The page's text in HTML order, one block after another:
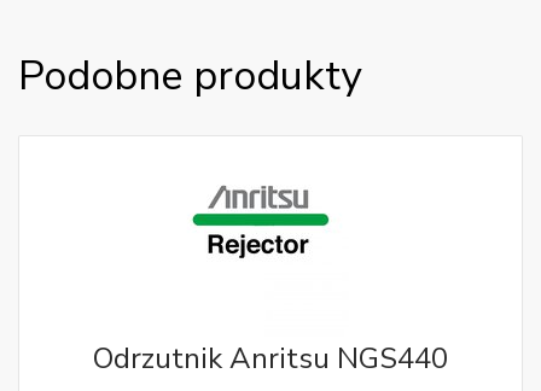
Podobne produkty
Odrzutnik Anritsu NGS440